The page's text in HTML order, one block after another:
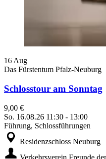
16 Aug
Das Fürstentum Pfalz-Neuburg
Schlosstour am Sonntag
9,00 €
So. 16.08.26 11:30 - 13:00
Führung, Schlossführungen
Residenzschloss Neuburg
Verkehrsverein Freunde